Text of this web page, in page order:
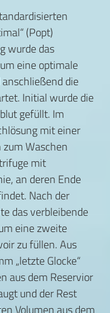
(Popt)
wurde das
eine optimale
die
Initial wurde die
gefüllt. Im
mit einer
Waschen
mit
an deren Ende
Nach der
das verbleibende
eine zweite
zu füllen. Aus
„letzte Glocke“
aus dem Reservior
und der Rest
Volumen aus dem